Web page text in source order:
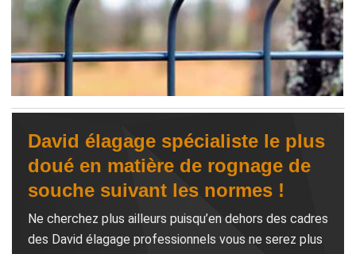
David élagage spécialiste le plus
doué en matière de rognage de
souche suivant les normes !
Ne cherchez plus ailleurs puisqu’en dehors des cadres
des David élagage professionnels vous ne serez plus